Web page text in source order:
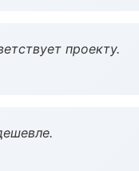
проекту.